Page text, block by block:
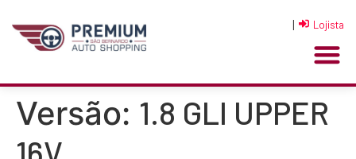
| Lojista
Versão: 1.8 GLI UPPER